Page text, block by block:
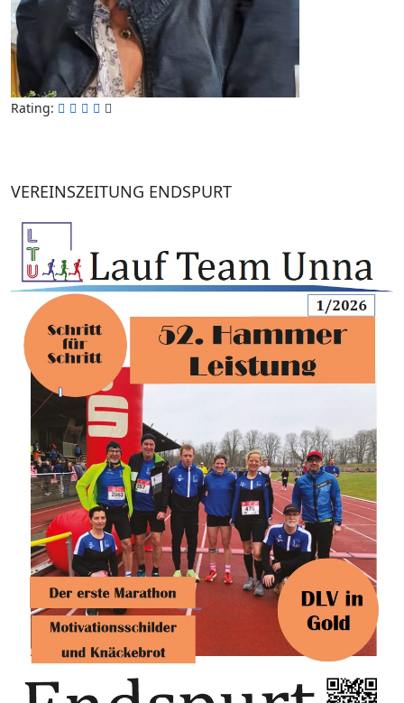
Rating:
VEREINSZEITUNG ENDSPURT